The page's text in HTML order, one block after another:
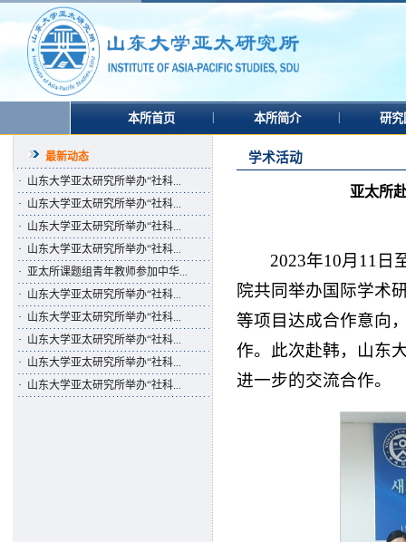
本所首页 本所简介 研
最新动态
· 山东大学亚太研究所举办“社科...
· 山东大学亚太研究所举办“社科...
· 山东大学亚太研究所举办“社科...
· 山东大学亚太研究所举办“社科...
· 亚太所课题组青年教师参加中华...
· 山东大学亚太研究所举办“社科...
· 山东大学亚太研究所举办“社科...
· 山东大学亚太研究所举办“社科...
· 山东大学亚太研究所举办“社科...
· 山东大学亚太研究所举办“社科...
学术活动
亚太所
2023年10月11日
院共同举办国际学术
等项目达成合作意向
作。此次赴韩，山东
进一步的交流合作。